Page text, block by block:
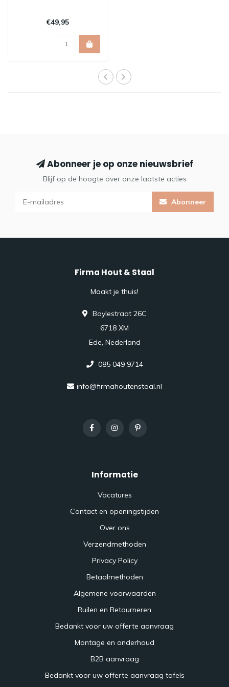
€49,95
Abonneer je op onze nieuwsbrief
Blijf op de hoogte over onze laatste acties
Abonneer
Firma Hout & Staal
Maakt je thuis!
Boylestraat 26C
6718 XM
Ede, Nederland
085 049 9714
info@firmahoutenstaal.nl
Informatie
Vacatures
Contact en openingstijden
Over ons
Verzendmethoden
Privacy Policy
Betaalmethoden
Algemene voorwaarden
Ruilen en Retourneren
Bedankt voor uw offerte aanvraag
Montage en onderhoud
B2B aanvraag
Bedankt voor uw offerte aanvraag tafels